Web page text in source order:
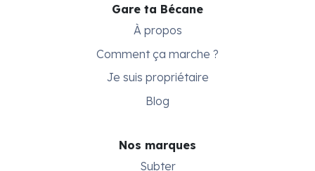
Gare ta Bécane
À propos
Comment ça marche ?
Je suis propriétaire
Blog
Nos marques
Subter